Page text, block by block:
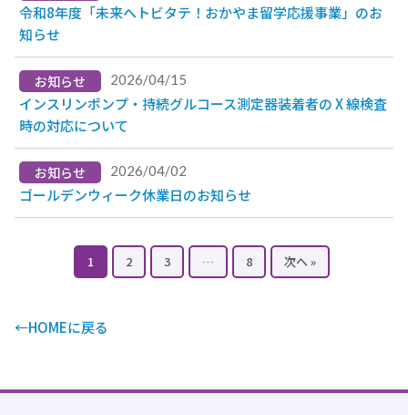
令和8年度「未来へトビタテ！おかやま留学応援事業」のお
知らせ
お知らせ 2026/04/15
インスリンポンプ・持続グルコース測定器装着者の X 線検査
時の対応について
お知らせ 2026/04/02
ゴールデンウィーク休業日のお知らせ
1 2 3 … 8 次へ »
←HOMEに戻る